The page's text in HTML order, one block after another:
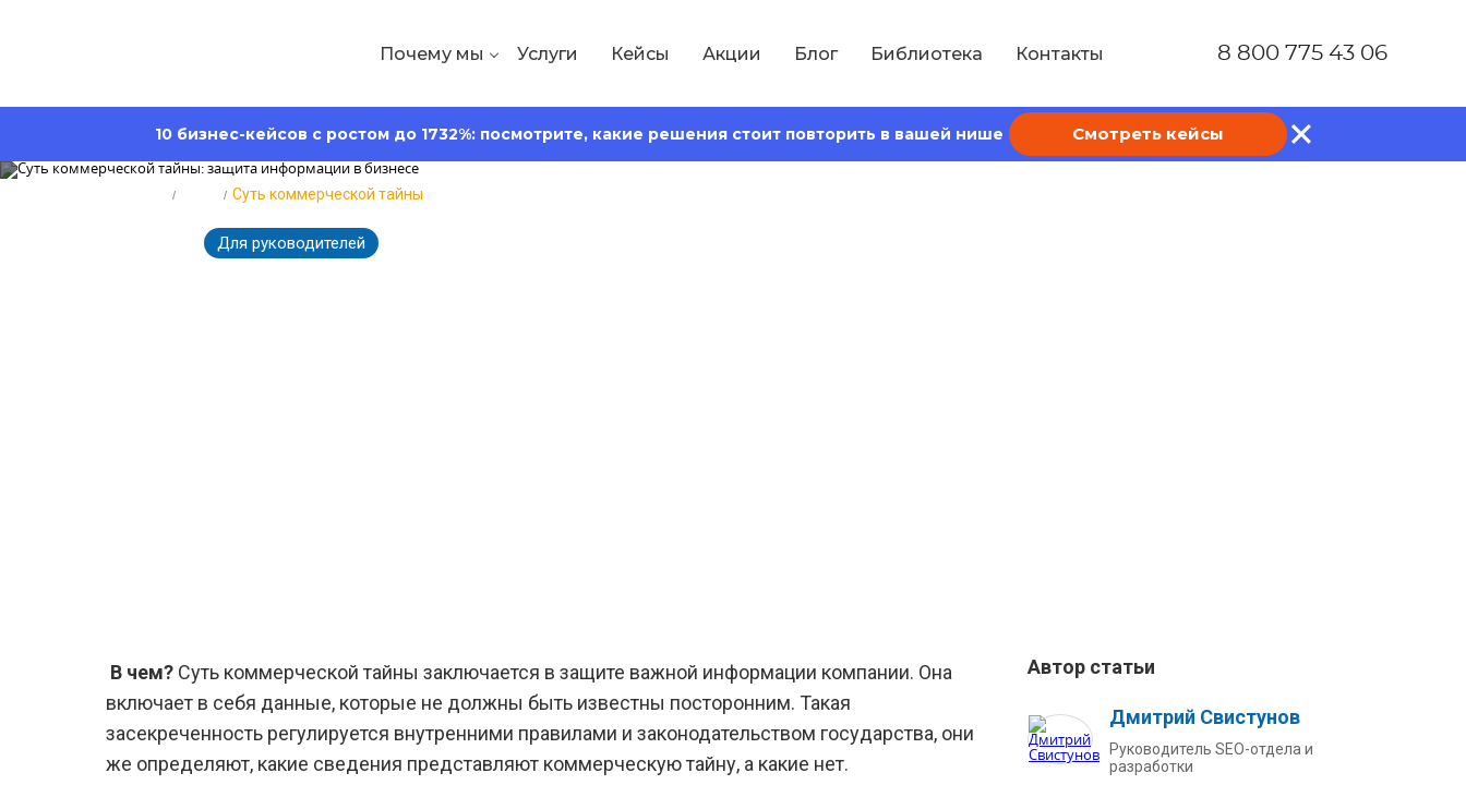
Почему мы Услуги Кейсы Акции Блог Библиотека Контакты 8 800 775 43 06
10 бизнес-кейсов с ростом до 1732%: посмотрите, какие решения стоит повторить в вашей нише Смотреть кейсы
Суть коммерческой тайны
Для руководителей
В чем? Суть коммерческой тайны заключается в защите важной информации компании. Она
включает в себя данные, которые не должны быть известны посторонним. Такая
засекреченность регулируется внутренними правилами и законодательством государства, они
же определяют, какие сведения представляют коммерческую тайну, а какие нет.
Автор статьи
Дмитрий Свистунов
Руководитель SEO-отдела и
разработки